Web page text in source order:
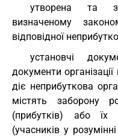
утворена та
визначеному
відповідної
установчі
документи
діє неприбуткова
містять заборону
(прибутків) або їх
(учасників у